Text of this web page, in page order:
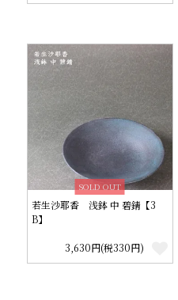
SOLD OUT
若生沙耶香 浅鉢 中 碧錆【3
B】
3,630円(税330円)